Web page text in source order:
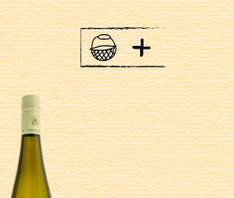
+